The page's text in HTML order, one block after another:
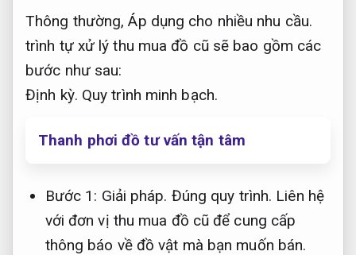
Thông thường,Áp dụng cho nhiều nhu cầu.
trình tự xử lý thu mua đồ cũ sẽ bao gồm các
bước như sau:
Định kỳ. Quy trình minh bạch.
Thanh phơi đồ tư vấn tận tâm
Bước 1: Giải pháp. Đúng quy trình. Liên hệ
với đơn vị thu mua đồ cũ để cung cấp
thông báo về đồ vật mà bạn muốn bán.